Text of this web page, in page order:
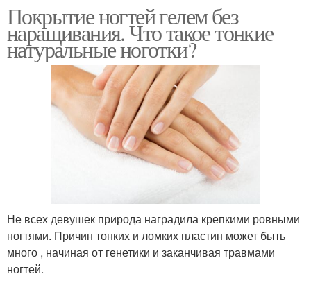
Покрытие ногтей гелем без
наращивания. Что такое тонкие
натуральные ноготки?
Не всех девушек природа наградила крепкими ровными
ногтями. Причин тонких и ломких пластин может быть
много , начиная от генетики и заканчивая травмами
ногтей.